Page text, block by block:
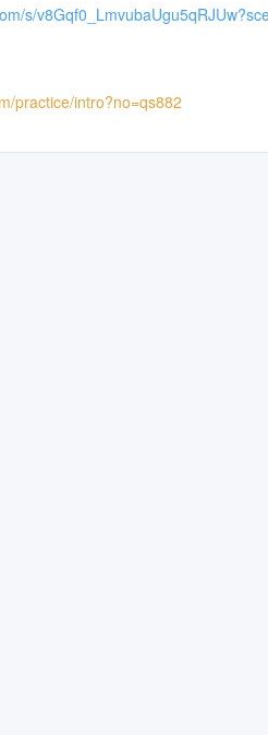
s/
practice/intro?no=qs882